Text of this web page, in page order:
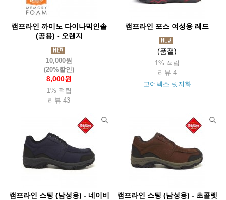
캠프라인 까미노 다이나믹인솔
(공용) - 오렌지
10,000원
(20%할인)
8,000원
1% 적립
리뷰 43
캠프라인 포스 여성용 레드
(품절)
1% 적립
리뷰 4
고어텍스 릿지화
캠프라인 스팅 (남성용) - 네이비 캠프라인 스팅 (남성용) - 초콜렛